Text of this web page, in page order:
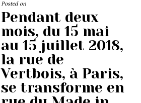
Posted on
Pendant deux
mois, du 15 mai
au 15 juillet 2018,
la rue de
Vertbois, à Paris,
se transforme en